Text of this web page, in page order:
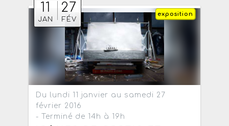
11
JAN
27
FÉV
exposition
Du lundi 11 janvier au samedi 27
février 2016
- Terminé de 14h à 19h